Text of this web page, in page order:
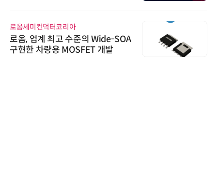
로옴세미컨덕터코리아
로옴, 업계 최고 수준의 Wide-SOA
구현한 차량용 MOSFET 개발